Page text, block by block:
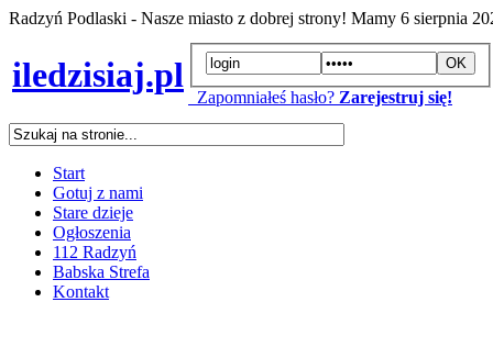
Radzyń Podlaski - Nasze miasto z dobrej strony! Mamy 6 sierpnia
iledzisiaj.pl
Zapomniałeś hasło? Zarejestruj się!
Start
Gotuj z nami
Stare dzieje
Ogłoszenia
112 Radzyń
Babska Strefa
Kontakt